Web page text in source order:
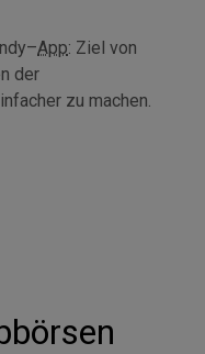
–App: Ziel von
der
zu machen.